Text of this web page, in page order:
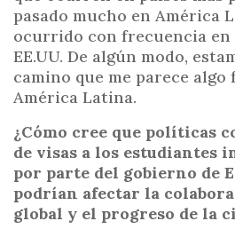
pasado mucho en América
ocurrido con frecuencia
EE.UU. De algún modo,
camino que me parece
América Latina.
¿Cómo cree que políticas
de visas a los estudiantes
por parte del gobierno de
podrían afectar la
global y el progreso de la